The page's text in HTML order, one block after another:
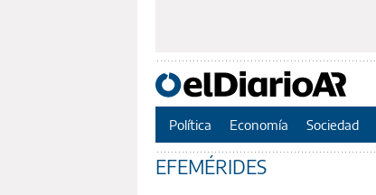
Política Economía Sociedad
EFEMÉRIDES